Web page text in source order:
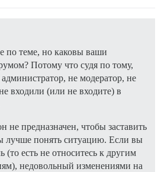
по теме, но каковы ваши
Потому что судя по тому,
не модератор, не
входили (или не входите) в
не предназначен, чтобы заставить
лучше понять ситуацию. Если вы
(то есть не относитесь к другим
недовольный изменениями на